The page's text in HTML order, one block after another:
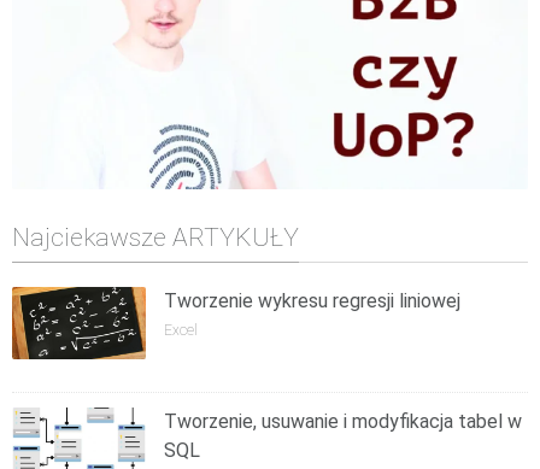
Najciekawsze ARTYKUŁY
Tworzenie wykresu regresji liniowej
Excel
Tworzenie, usuwanie i modyfikacja tabel w
SQL